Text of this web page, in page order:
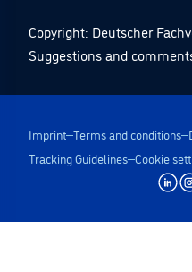
Copyright: Deutscher
Suggestions and
Imprint Terms and conditions
Tracking Guidelines Cookie